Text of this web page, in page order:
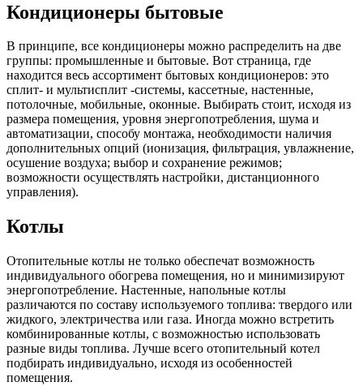
Кондиционеры бытовые
В принципе, все кондиционеры можно распределить на две
группы: промышленные и бытовые. Вот страница, где
находится весь ассортимент бытовых кондиционеров: это
сплит- и мультисплит -системы, кассетные, настенные,
потолочные, мобильные, оконные. Выбирать стоит, исходя из
размера помещения, уровня энергопотребления, шума и
автоматизации, способу монтажа, необходимости наличия
дополнительных опций (ионизация, фильтрация, увлажнение,
осушение воздуха; выбор и сохранение режимов;
возможности осуществлять настройки, дистанционного
управления).
Котлы
Отопительные котлы не только обеспечат возможность
индивидуального обогрева помещения, но и минимизируют
энергопотребление. Настенные, напольные котлы
различаются по составу используемого топлива: твердого или
жидкого, электричества или газа. Иногда можно встретить
комбинированные котлы, с возможностью использовать
разные виды топлива. Лучше всего отопительный котел
подбирать индивидуально, исходя из особенностей
помещения.